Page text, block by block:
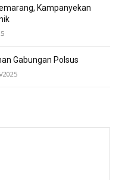
Kampanyekan
Gabungan Polsus
2025